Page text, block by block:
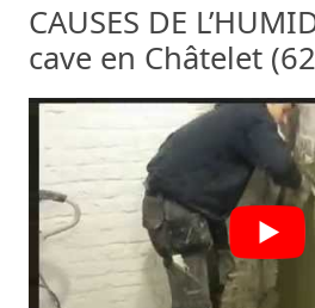
CAUSES DE
cave en Châtelet